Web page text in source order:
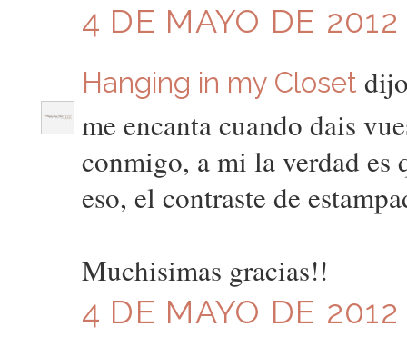
4 DE MAYO DE
Hanging in my Closet
me encanta cuando dais
conmigo, a mi la verdad es
eso, el contraste de
Muchisimas gracias!!
4 DE MAYO DE